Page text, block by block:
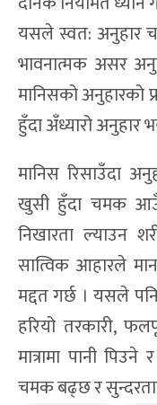
यसले स्वत: अनुहार
भावनात्मक असर
मानिसको अनुहारको
हुँदा अँध्यारो अनुहार
मानिस रिसाउँदा
खुसी हुँदा चमक
निखारता ल्याउन
सात्विक आहारले
मद्दत गर्छ । यसले
हरियो तरकारी,
मात्रामा पानी पिउने
चमक बढ्छ र